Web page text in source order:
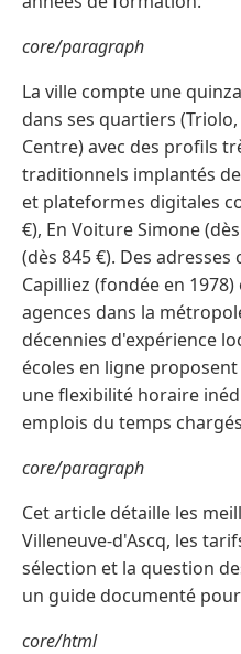
core/paragraph
La ville compte une
dans ses quartiers
Centre) avec des profils
traditionnels implantés
et plateformes digitales
€), En Voiture Simone
(dès 845 €). Des
Capilliez (fondée en
agences dans la
décennies d'expérience
écoles en ligne
une flexibilité horaire
emplois du temps
core/paragraph
Cet article détaille les
Villeneuve-d'Ascq, les
sélection et la question
un guide documenté
core/html